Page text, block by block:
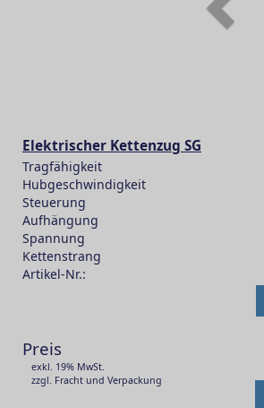
Elektrischer Kettenzug SG
Tragfähigkeit
Hubgeschwindigkeit
Steuerung
Aufhängung
Spannung
Kettenstrang
Artikel-Nr.:
Preis
exkl. 19% MwSt.
zzgl. Fracht und Verpackung